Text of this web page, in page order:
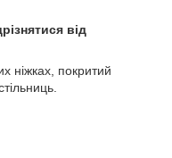
від
ніжках, покритий